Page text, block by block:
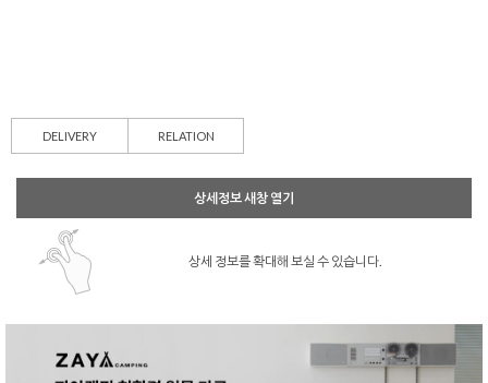
DELIVERY RELATION
상세정보 새창 열기
상세 정보를 확대해 보실 수 있습니다.